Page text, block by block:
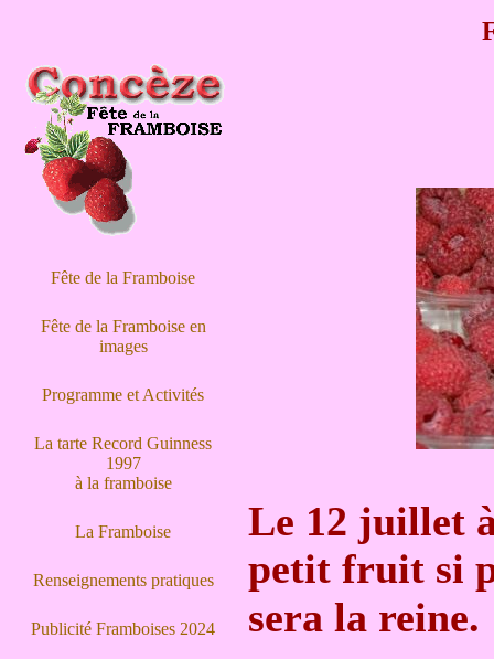
Fête de la Framboise
Fête de la Framboise en
images
Programme et Activités
La tarte Record Guinness
1997
à la framboise
La Framboise
Renseignements pratiques
Publicité Framboises 2024
Le 12 juillet
petit fruit si
sera la reine.